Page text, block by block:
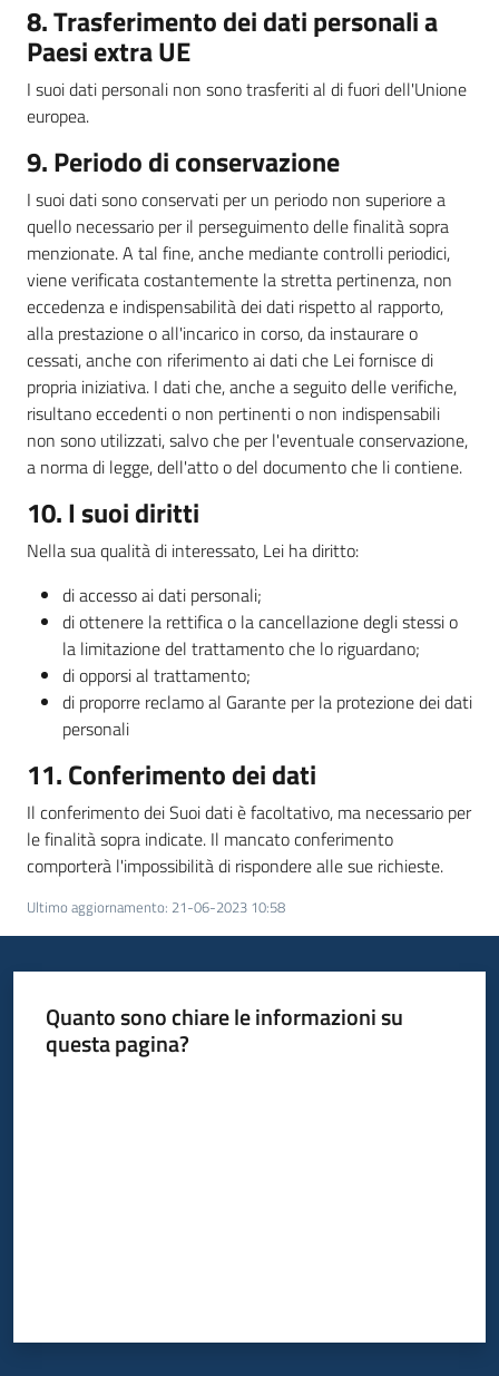
8. Trasferimento dei dati personali a
Paesi extra UE
I suoi dati personali non sono trasferiti al di fuori dell'Unione
europea.
9. Periodo di conservazione
I suoi dati sono conservati per un periodo non superiore a
quello necessario per il perseguimento delle finalità sopra
menzionate. A tal fine, anche mediante controlli periodici,
viene verificata costantemente la stretta pertinenza, non
eccedenza e indispensabilità dei dati rispetto al rapporto,
alla prestazione o all'incarico in corso, da instaurare o
cessati, anche con riferimento ai dati che Lei fornisce di
propria iniziativa. I dati che, anche a seguito delle verifiche,
risultano eccedenti o non pertinenti o non indispensabili
non sono utilizzati, salvo che per l'eventuale conservazione,
a norma di legge, dell'atto o del documento che li contiene.
10. I suoi diritti
Nella sua qualità di interessato, Lei ha diritto:
di accesso ai dati personali;
di ottenere la rettifica o la cancellazione degli stessi o
la limitazione del trattamento che lo riguardano;
di opporsi al trattamento;
di proporre reclamo al Garante per la protezione dei dati
personali
11. Conferimento dei dati
Il conferimento dei Suoi dati è facoltativo, ma necessario per
le finalità sopra indicate. Il mancato conferimento
comporterà l'impossibilità di rispondere alle sue richieste.
Ultimo aggiornamento: 21-06-2023 10:58
Quanto sono chiare le informazioni su
questa pagina?